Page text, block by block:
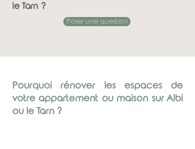
le Tarn ?
Poser une question
Pourquoi rénover les espaces de
votre appartement ou maison sur Albi
ou le Tarn ?